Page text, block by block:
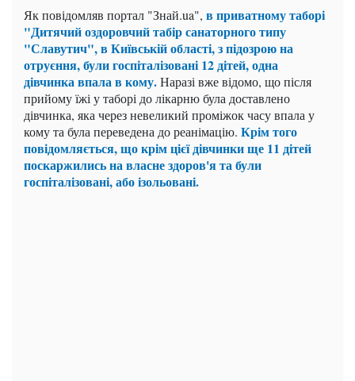
Як повідомляв портал "Знай.ua", в приватному таборі
"Дитячий оздоровчий табір санаторного типу
"Славутич", в Київській області, з підозрою на
отруєння, були госпіталізовані 12 дітей, одна
дівчинкавпала в кому.Наразі вже відомо, що після
прийому їжі у таборі до лікарню була доставлено
дівчинка, яка через невеликий проміжок часу впала у
кому та була переведена до реанімацію. Крім того
повідомляється, що крім цієї дівчинки ще 11 дітей
поскаржились на власне здоров'я та були
госпіталізовані, або ізольовані.